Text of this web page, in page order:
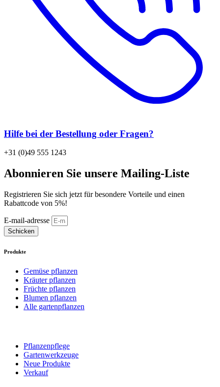
Hilfe bei der Bestellung oder Fragen?
+31 (0)49 555 1243
Abonnieren Sie unsere Mailing-Liste
Registrieren Sie sich jetzt für besondere Vorteile und einen
Rabattcode von 5%!
E-mail-adresse
Schicken
Produkte
Gemüse pflanzen
Kräuter pflanzen
Früchte pflanzen
Blumen pflanzen
Alle gartenpflanzen
Pflanzenpflege
Gartenwerkzeuge
Neue Produkte
Verkauf